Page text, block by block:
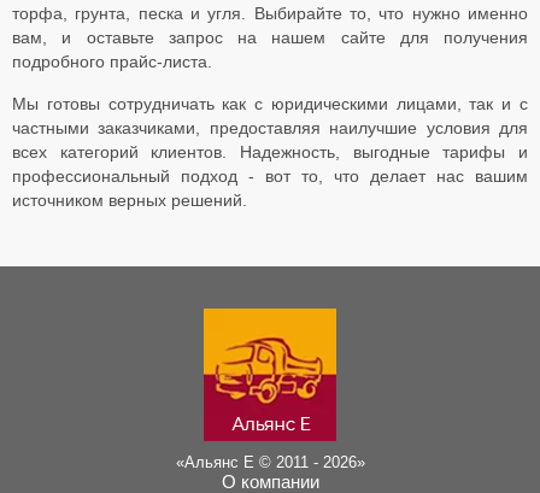
торфа, грунта, песка и угля. Выбирайте то, что нужно именно
вам, и оставьте запрос на нашем сайте для получения
подробного прайс-листа.
Мы готовы сотрудничать как с юридическими лицами, так и с
частными заказчиками, предоставляя наилучшие условия для
всех категорий клиентов. Надежность, выгодные тарифы и
профессиональный подход - вот то, что делает нас вашим
источником верных решений.
«Альянс Е © 2011 - 2026»
О компании